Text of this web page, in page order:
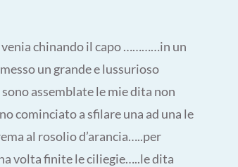
venia chinando il capo …………in un
un grande e lussurioso
assemblate le mie dita non
cominciato a sfilare una ad una le
al rosolio d’arancia…..per
volta finite le ciliegie…..le dita